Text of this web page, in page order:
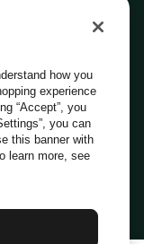
how you
experience
“Accept”, you
you can
this banner with
learn more, see